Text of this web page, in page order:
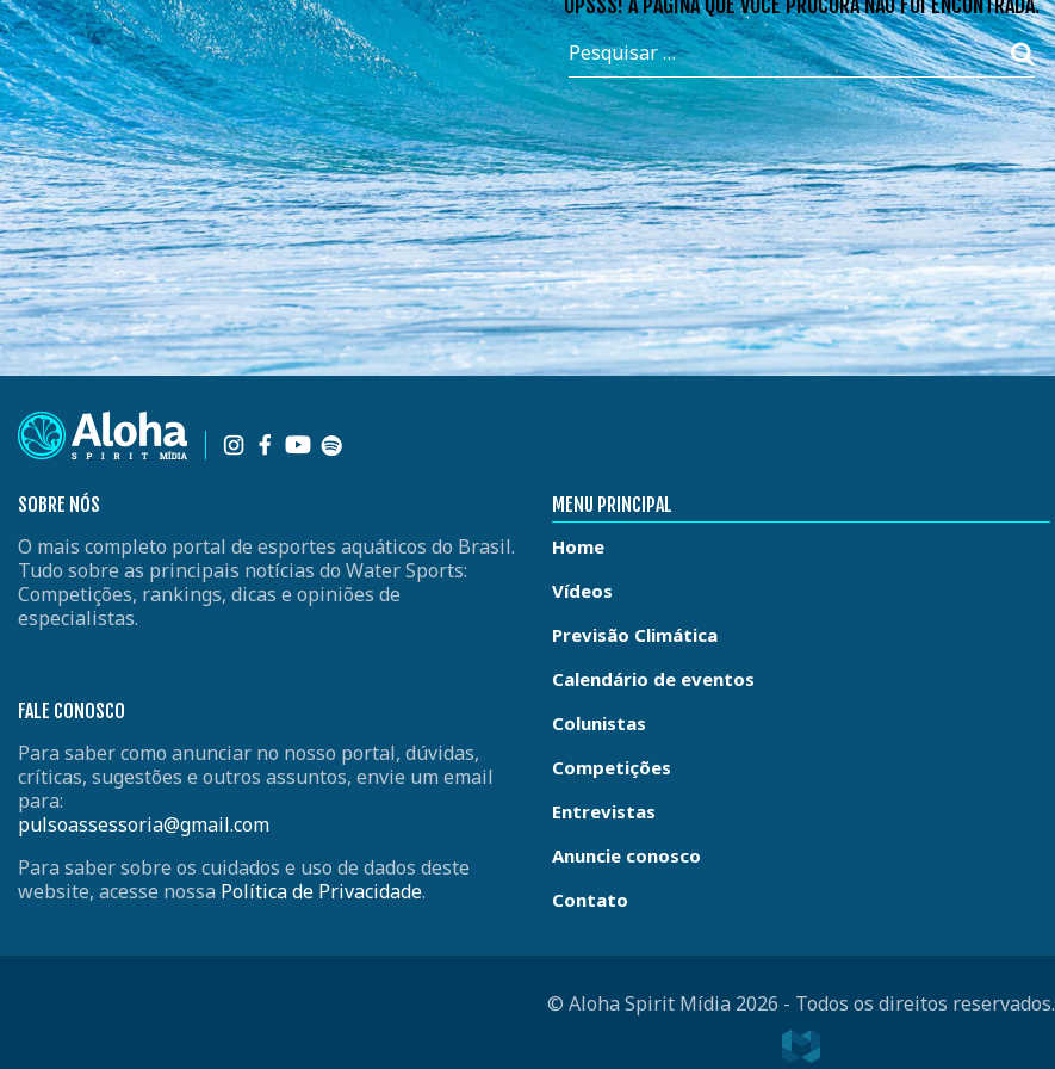
SOBRE NÓS
O mais completo portal de esportes aquáticos do Brasil.
Tudo sobre as principais notícias do Water Sports:
Competições, rankings, dicas e opiniões de
especialistas.
FALE CONOSCO
Para saber como anunciar no nosso portal, dúvidas,
críticas, sugestões e outros assuntos, envie um email
para:
pulsoassessoria@gmail.com
Para saber sobre os cuidados e uso de dados deste
website, acesse nossa Política de Privacidade.
MENU PRINCIPAL
Home
Vídeos
Previsão Climática
Calendário de eventos
Colunistas
Competições
Entrevistas
Anuncie conosco
Contato
© Aloha Spirit Mídia 2026 - Todos os direitos reservados.